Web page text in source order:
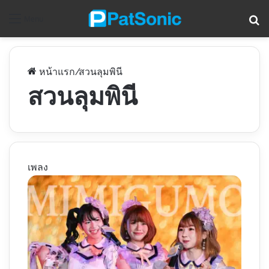
หน้าแรก/สวนลุมพินี
สวนลุมพินี
เพลง